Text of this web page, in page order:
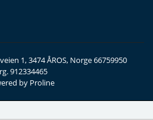
1, 3474 ÅROS, Norge 66759950
912334465
by Proline